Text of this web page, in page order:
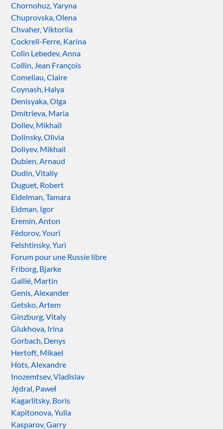
Chornohuz, Yaryna
Chuprovska, Olena
Chvaher, Viktoriia
Cockrell-Ferre, Karina
Colin Lebedev, Anna
Collin, Jean François
Comeliau, Claire
Coynash, Halya
Denisyaka, Olga
Dmitrieva, Maria
Doliev, Mikhail
Dolinsky, Olivia
Doliyev, Mikhail
Dubien, Arnaud
Dudin, Vitaliy
Duguet, Robert
Eidelman, Tamara
Eidman, Igor
Eremin, Anton
Fédorov, Youri
Felshtinsky, Yuri
Forum pour une Russie libre
Friborg, Bjarke
Gallié, Martin
Genis, Alexander
Getsko, Artem
Ginzburg, Vitaly
Glukhova, Irina
Gorbach, Denys
Hertoft, Mikael
Hots, Alexandre
Inozemtsev, Vladislav
Jędral, Paweł
Kagarlitsky, Boris
Kapitonova, Yulia
Kasparov, Garry